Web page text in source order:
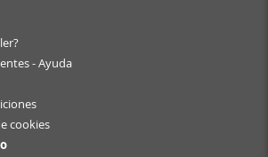
- Ayuda
cookies